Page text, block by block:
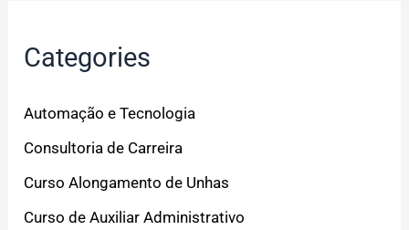
Categories
Automação e Tecnologia
Consultoria de Carreira
Curso Alongamento de Unhas
Curso de Auxiliar Administrativo